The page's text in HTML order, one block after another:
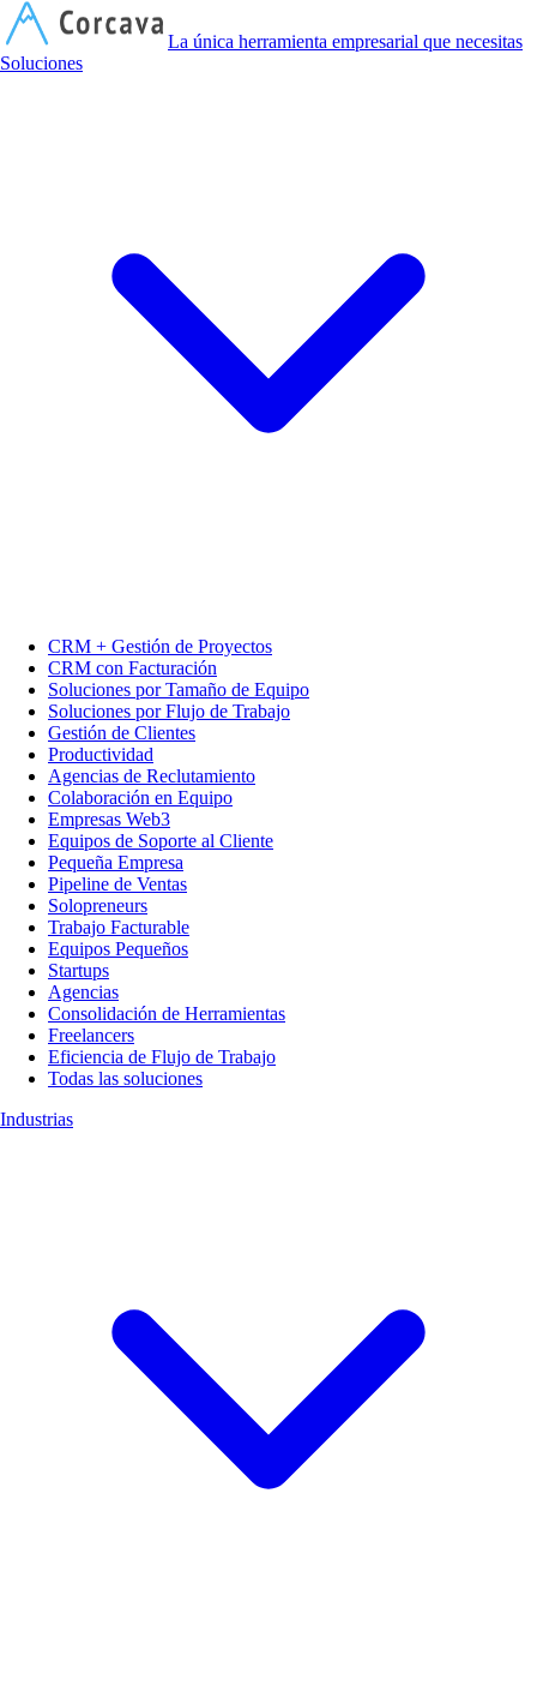
La única herramienta empresarial que necesitas
Soluciones
CRM + Gestión de Proyectos
CRM con Facturación
Soluciones por Tamaño de Equipo
Soluciones por Flujo de Trabajo
Gestión de Clientes
Productividad
Agencias de Reclutamiento
Colaboración en Equipo
Empresas Web3
Equipos de Soporte al Cliente
Pequeña Empresa
Pipeline de Ventas
Solopreneurs
Trabajo Facturable
Equipos Pequeños
Startups
Agencias
Consolidación de Herramientas
Freelancers
Eficiencia de Flujo de Trabajo
Todas las soluciones
Industrias